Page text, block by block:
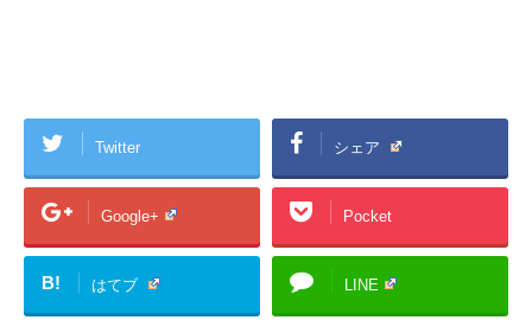
Twitter シェア
Google+ Pocket
B! はてブ LINE